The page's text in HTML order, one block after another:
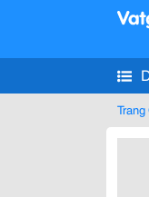
Trang